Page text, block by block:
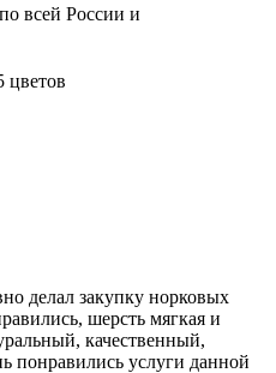
всей России и
цветов
делал закупку норковых
шерсть мягкая и
качественный,
понравились услуги данной